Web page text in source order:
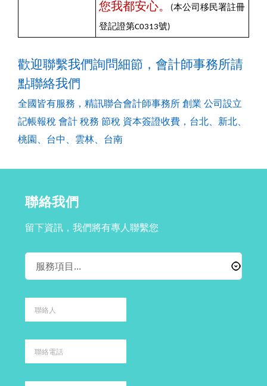
您我都安心。
(本公司移民署註冊
登記證第C0313號)
歡迎聯繫我們詢問細節，會計師事務所請
點聯絡我們
全國皆有服務，精訊聯合會計師事務所 創業 公司設立
記帳報稅 會計 稅務 節稅 資本簽證收費，台北、新北、
桃園、台中、雲林、台南
聯絡我們
留下資訊，我們將有專人聯繫您